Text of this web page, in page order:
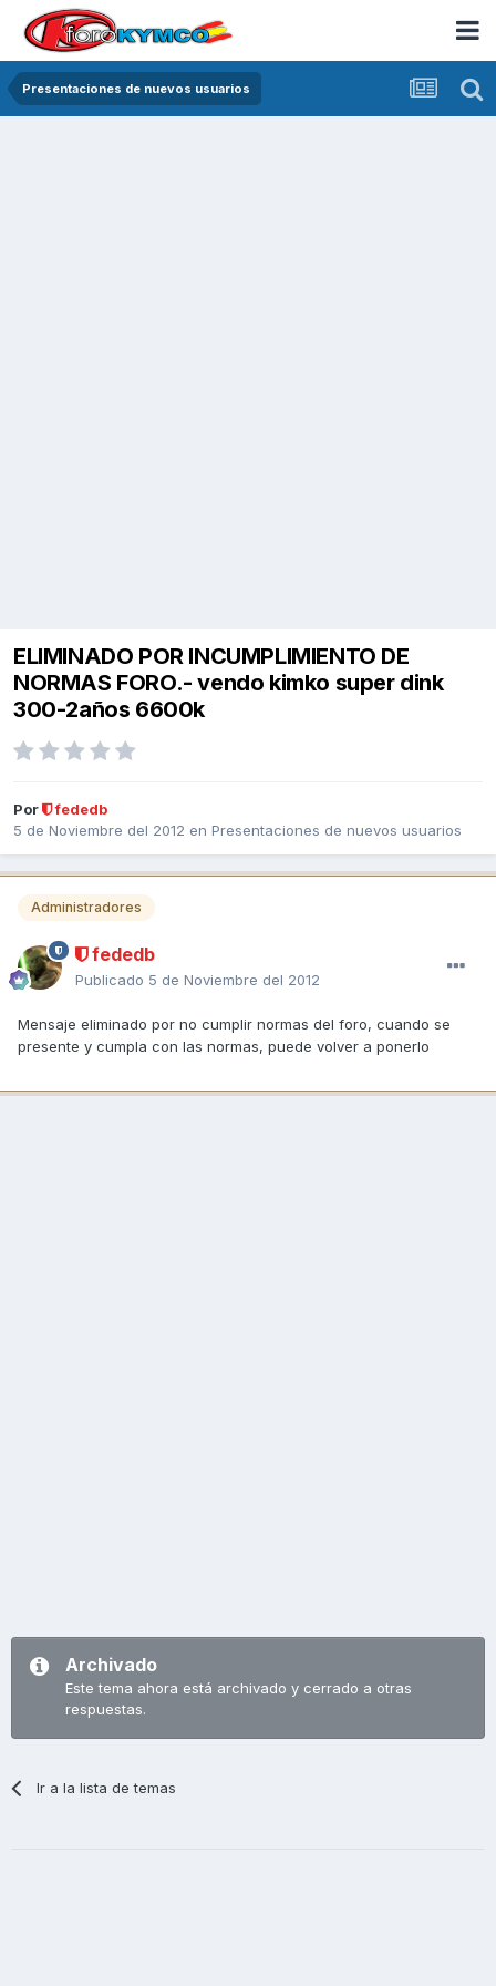
Presentaciones de nuevos usuarios
ELIMINADO POR INCUMPLIMIENTO DE
NORMAS FORO.- vendo kimko super dink
300-2años 6600k
Por
fededb
5 de Noviembre del 2012 en Presentaciones de nuevos usuarios
Administradores
fededb
Publicado 5 de Noviembre del 2012
Mensaje eliminado por no cumplir normas del foro, cuando se
presente y cumpla con las normas, puede volver a ponerlo
Archivado
Este tema ahora está archivado y cerrado a otras
respuestas.
Ir a la lista de temas